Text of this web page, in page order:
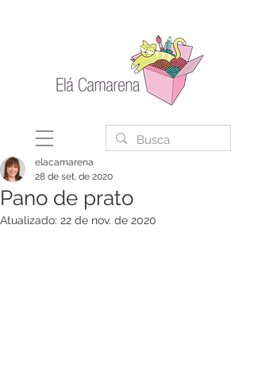
Pano de prato
elacamarena
28 de set. de 2020
Atualizado: 22 de nov. de 2020